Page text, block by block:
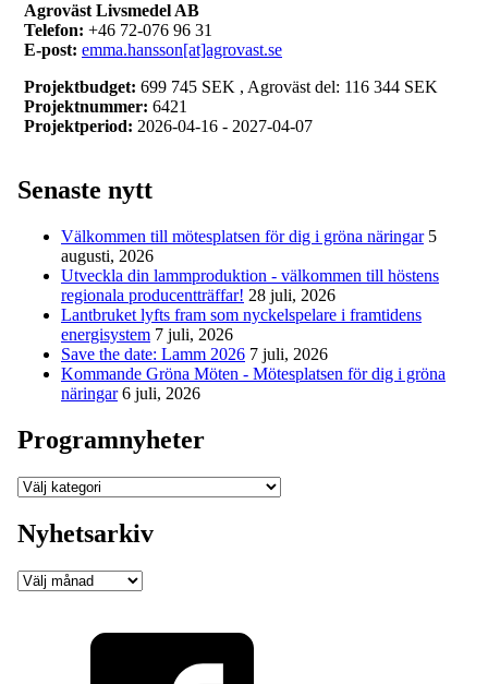
Agroväst Livsmedel AB
Telefon: +46 72-076 96 31
E-post: emma.hansson[at]agrovast.se
Projektbudget: 699 745 SEK , Agroväst del: 116 344 SEK
Projektnummer: 6421
Projektperiod: 2026-04-16 - 2027-04-07
Senaste nytt
Välkommen till mötesplatsen för dig i gröna näringar 5
augusti, 2026
Utveckla din lammproduktion - välkommen till höstens
regionala producentträffar! 28 juli, 2026
Lantbruket lyfts fram som nyckelspelare i framtidens
energisystem 7 juli, 2026
Save the date: Lamm 2026 7 juli, 2026
Kommande Gröna Möten - Mötesplatsen för dig i gröna
näringar 6 juli, 2026
Programnyheter
Programnyheter
Nyhetsarkiv
Nyhetsarkiv